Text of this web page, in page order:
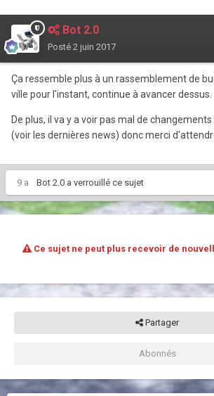
Bot 2.0
Posté 2 juin 2017
Ça ressemble plus à un rassemblement de
ville pour l'instant, continue à avancer dessus.
De plus, il va y a voir pas mal de
(voir les dernières news) donc merci
9 a Bot 2.0 a verrouillé ce sujet
Ce sujet ne peut plus recevoir de
Partager
Abonnés